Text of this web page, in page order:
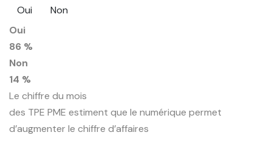
Oui
Non
Oui
86 %
Non
14 %
Le chiffre du mois
des TPE PME estiment que le numérique permet
d’augmenter le chiffre d’affaires